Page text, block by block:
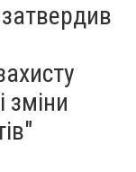
зміни